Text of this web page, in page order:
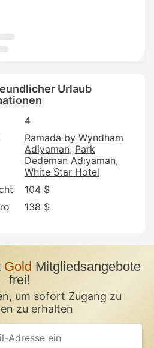
Urlaub
4
Ramada by Wyndham
Adiyaman Park
Dedeman Adıyaman
White Star Hotel
104 $
138 $
Gold Mitgliedsangebote
frei!
um sofort Zugang zu
zu erhalten